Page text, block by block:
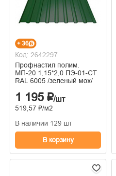
+ 36
Код: 2642297
Профнастил полим.
МП-20 1,15*2,0 ПЭ-01-СТ
RAL 6005 /зеленый мох/
1 195 ₽/шт
519,57 ₽/м2
В наличии 129 шт
В корзину